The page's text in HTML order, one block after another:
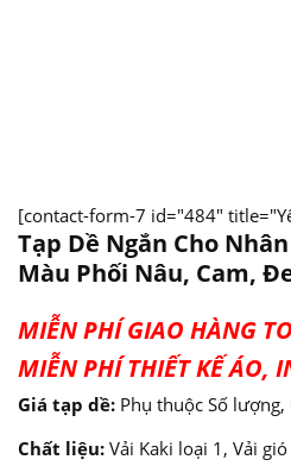
[contact-form-7 id="484"
Tạp Dề Ngắn Cho
Màu Phối Nâu, Cam,
MIỄN PHÍ GIAO HÀNG
MIỄN PHÍ THIẾT KẾ ÁO,
Giá tạp dề: Phụ thuộc Số
Chất liệu: Vải Kaki loại 1, Vải gió